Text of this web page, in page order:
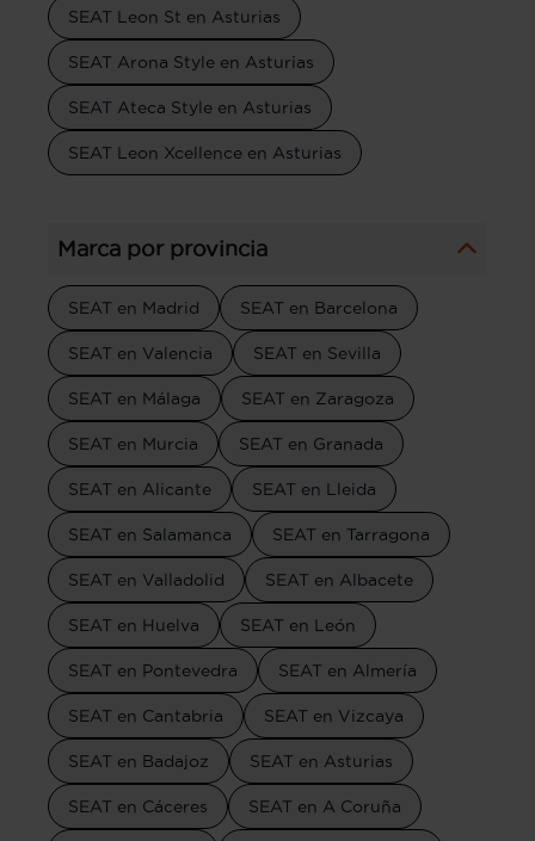
SEAT Leon St en Asturias
SEAT Arona Style en Asturias
SEAT Ateca Style en Asturias
SEAT Leon Xcellence en Asturias
Marca por provincia
SEAT en Madrid SEAT en Barcelona
SEAT en Valencia SEAT en Sevilla
SEAT en Málaga SEAT en Zaragoza
SEAT en Murcia SEAT en Granada
SEAT en Alicante SEAT en Lleida
SEAT en Salamanca SEAT en Tarragona
SEAT en Valladolid SEAT en Albacete
SEAT en Huelva SEAT en León
SEAT en Pontevedra SEAT en Almería
SEAT en Cantabria SEAT en Vizcaya
SEAT en Badajoz SEAT en Asturias
SEAT en Cáceres SEAT en A Coruña